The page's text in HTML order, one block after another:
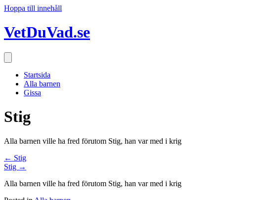
Hoppa till innehåll
VetDuVad.se
Startsida
Alla barnen
Gissa
Stig
Alla barnen ville ha fred förutom Stig, han var med i krig
Posts
navigation
← Stig
Stig →
Alla barnen ville ha fred förutom Stig, han var med i krig